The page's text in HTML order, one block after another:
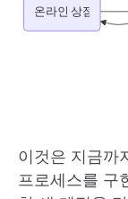
이것은 지금까
프로세스를 구